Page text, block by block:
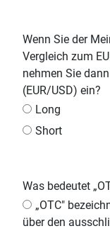
Wenn Sie der
Vergleich zum
nehmen Sie
(EUR/USD) ein?
Long
Short
Was bedeutet
„OTC"
über den